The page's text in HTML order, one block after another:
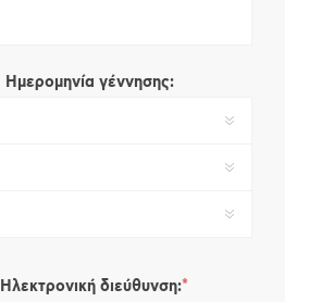
Ημερομηνία γέννησης:
Ηλεκτρονική διεύθυνση:*